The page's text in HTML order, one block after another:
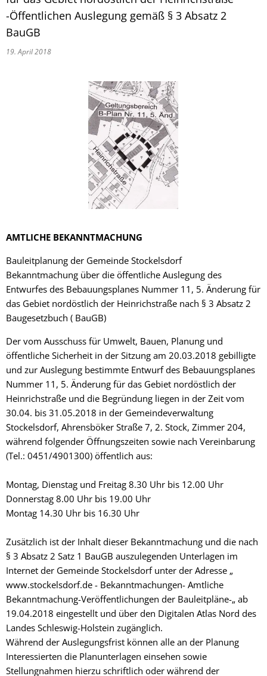
-Öffentlichen Auslegung gemäß § 3 Absatz 2
BauGB
19. April 2018
AMTLICHE BEKANNTMACHUNG
Bauleitplanung der Gemeinde Stockelsdorf
Bekanntmachung über die öffentliche Auslegung des
Entwurfes des Bebauungsplanes Nummer 11, 5. Änderung für
das Gebiet nordöstlich der Heinrichstraße nach § 3 Absatz 2
Baugesetzbuch ( BauGB)
Der vom Ausschuss für Umwelt, Bauen, Planung und
öffentliche Sicherheit in der Sitzung am 20.03.2018 gebilligte
und zur Auslegung bestimmte Entwurf des Bebauungsplanes
Nummer 11, 5. Änderung für das Gebiet nordöstlich der
Heinrichstraße und die Begründung liegen in der Zeit vom
30.04. bis 31.05.2018 in der Gemeindeverwaltung
Stockelsdorf, Ahrensböker Straße 7, 2. Stock, Zimmer 204,
während folgender Öffnungszeiten sowie nach Vereinbarung
(Tel.: 0451/4901300) öffentlich aus:
Montag, Dienstag und Freitag 8.30 Uhr bis 12.00 Uhr
Donnerstag 8.00 Uhr bis 19.00 Uhr
Montag 14.30 Uhr bis 16.30 Uhr
Zusätzlich ist der Inhalt dieser Bekanntmachung und die nach
§ 3 Absatz 2 Satz 1 BauGB auszulegenden Unterlagen im
Internet der Gemeinde Stockelsdorf unter der Adresse „
www.stockelsdorf.de - Bekanntmachungen- Amtliche
Bekanntmachung-Veröffentlichungen der Bauleitpläne-„ ab
19.04.2018 eingestellt und über den Digitalen Atlas Nord des
Landes Schleswig-Holstein zugänglich.
Während der Auslegungsfrist können alle an der Planung
Interessierten die Planunterlagen einsehen sowie
Stellungnahmen hierzu schriftlich oder während der